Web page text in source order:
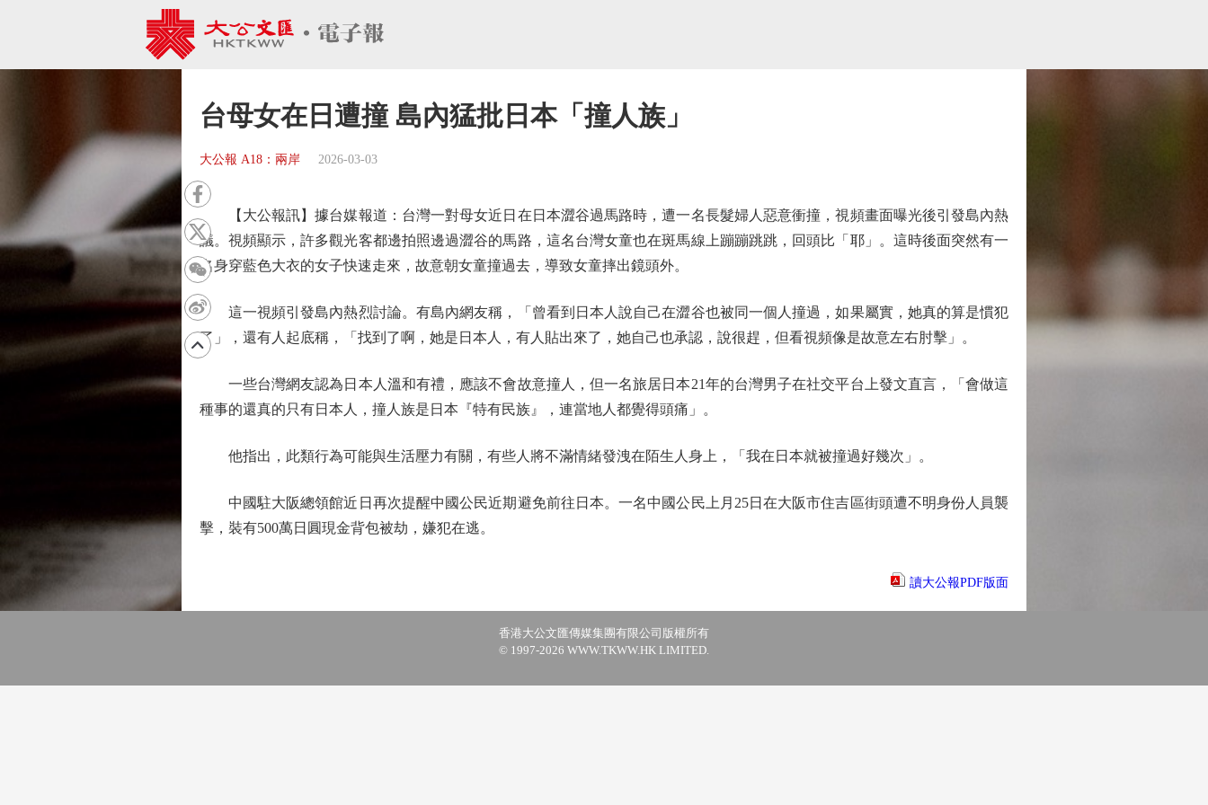
台母女在日遭撞 島內猛批日本「撞人族」
大公報 A18：兩岸 2026-03-03
【大公報訊】據台媒報道：台灣一對母女近日在日本澀谷過馬路時，遭一名長髮婦人惡意衝撞，視頻畫面曝光後引發島內熱
議。視頻顯示，許多觀光客都邊拍照邊過澀谷的馬路，這名台灣女童也在斑馬線上蹦蹦跳跳，回頭比「耶」。這時後面突然有一
名身穿藍色大衣的女子快速走來，故意朝女童撞過去，導致女童摔出鏡頭外。
這一視頻引發島內熱烈討論。有島內網友稱，「曾看到日本人說自己在澀谷也被同一個人撞過，如果屬實，她真的算是慣犯
了」，還有人起底稱，「找到了啊，她是日本人，有人貼出來了，她自己也承認，說很趕，但看視頻像是故意左右肘擊」。
一些台灣網友認為日本人溫和有禮，應該不會故意撞人，但一名旅居日本21年的台灣男子在社交平台上發文直言，「會做這
種事的還真的只有日本人，撞人族是日本『特有民族』，連當地人都覺得頭痛」。
他指出，此類行為可能與生活壓力有關，有些人將不滿情緒發洩在陌生人身上，「我在日本就被撞過好幾次」。
中國駐大阪總領館近日再次提醒中國公民近期避免前往日本。一名中國公民上月25日在大阪市住吉區街頭遭不明身份人員襲
擊，裝有500萬日圓現金背包被劫，嫌犯在逃。
讀大公報PDF版面
香港大公文匯傳媒集團有限公司版權所有
© 1997-2026 WWW.TKWW.HK LIMITED.